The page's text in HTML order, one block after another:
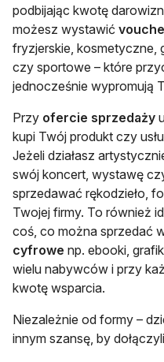
podbijając kwotę
możesz wystawić
fryzjerskie, kosmetyczne,
czy sportowe – które
jednocześnie wypromują
Przy ofercie sprzedaży
kupi Twój produkt czy
Jeżeli działasz
swój koncert, wystawę
sprzedawać rękodzieło,
Twojej firmy. To również
coś, co można sprzedać
cyfrowe np. ebooki,
wielu nabywców i przy
kwotę wsparcia.
Niezależnie od formy –
innym szansę, by